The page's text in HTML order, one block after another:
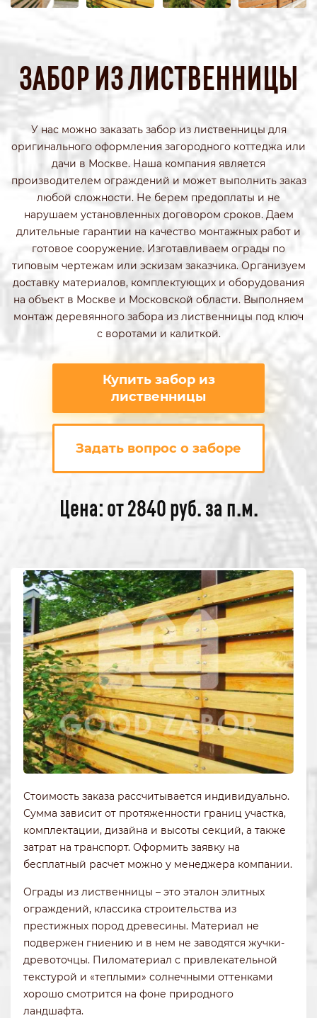
ЗАБОР ИЗ ЛИСТВЕННИЦЫ
У нас можно заказать забор из лиственницы для
оригинального оформления загородного коттеджа или
дачи в Москве. Наша компания является
производителем ограждений и может выполнить заказ
любой сложности. Не берем предоплаты и не
нарушаем установленных договором сроков. Даем
длительные гарантии на качество монтажных работ и
готовое сооружение. Изготавливаем ограды по
типовым чертежам или эскизам заказчика. Организуем
доставку материалов, комплектующих и оборудования
на объект в Москве и Московской области. Выполняем
монтаж деревянного забора из лиственницы под ключ
с воротами и калиткой.
Купить забор из
лиственницы
Задать вопрос о заборе
Цена: от 2840 руб. за п.м.
Стоимость заказа рассчитывается индивидуально.
Сумма зависит от протяженности границ участка,
комплектации, дизайна и высоты секций, а также
затрат на транспорт. Оформить заявку на
бесплатный расчет можно у менеджера компании.
Ограды из лиственницы – это эталон элитных
ограждений, классика строительства из
престижных пород древесины. Материал не
подвержен гниению и в нем не заводятся жучки-
древоточцы. Пиломатериал с привлекательной
текстурой и «теплыми» солнечными оттенками
хорошо смотрится на фоне природного
ландшафта.